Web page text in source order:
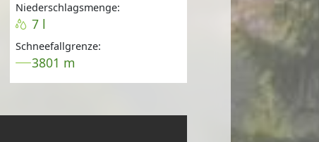
Niederschlagsmenge:
7 l
Schneefallgrenze:
3801 m